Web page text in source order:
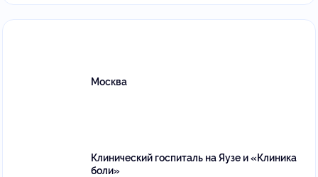
Москва
Клинический госпиталь на Яузе и «Клиника
боли»